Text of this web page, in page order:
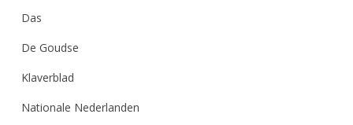
Das
De Goudse
Klaverblad
Nationale Nederlanden